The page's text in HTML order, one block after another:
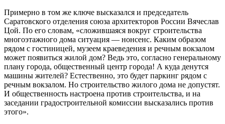
Примерно в том же ключе высказался и председатель
Саратовского отделения союза архитекторов России Вячеслав
Цой. По его словам, «сложившаяся вокруг строи­тельства
многоэтажного дома ситуация — нонсенс. Каким образом
рядом с гостиницей, музеем краеведения и речным вокзалом
может появиться жилой дом? Ведь это, согласно генеральному
плану города, общественный центр города! А куда денутся
машины жителей? Естественно, это будет паркинг рядом с
речным вокзалом. Но строительство жилого дома не допустят.
И общественность настроена против строительства, и на
заседании градостроительной комиссии высказались против
этого».